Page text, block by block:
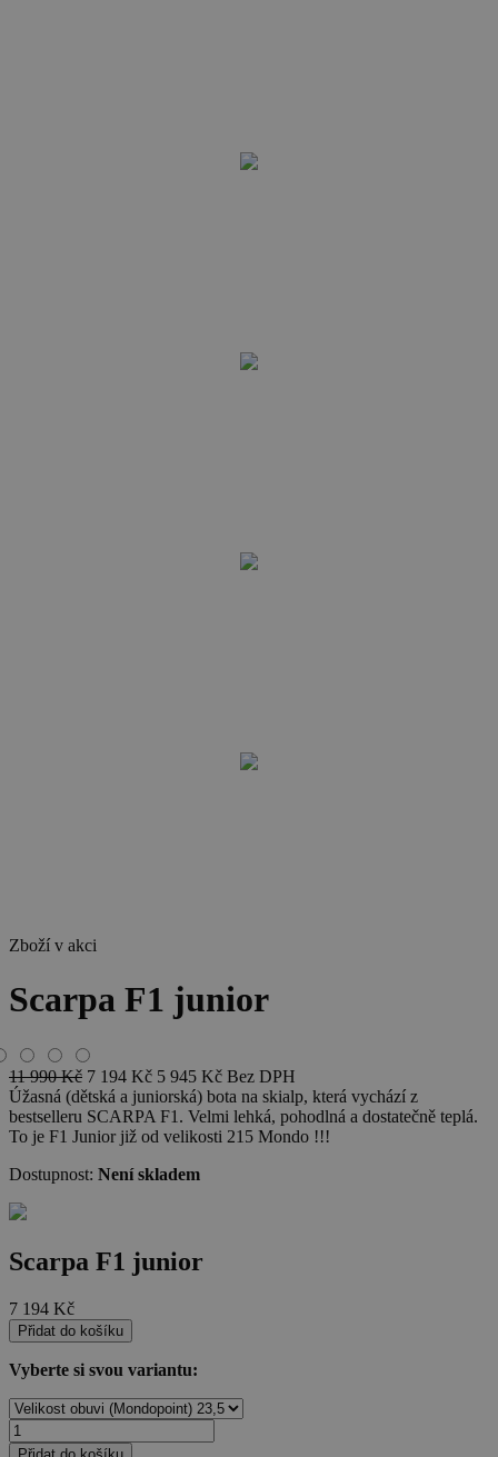
Zboží v akci
Scarpa F1 junior
11 990Kč 7 194 Kč 5 945 Kč Bez DPH
Úžasná (dětská a juniorská) bota na skialp, která vychází z
bestselleru SCARPA F1. Velmi lehká, pohodlná a dostatečně teplá.
To je F1 Junior již od velikosti 215 Mondo !!!
Dostupnost: Není skladem
Scarpa F1 junior
7 194 Kč
Přidat do košíku
Vyberte si svou variantu: